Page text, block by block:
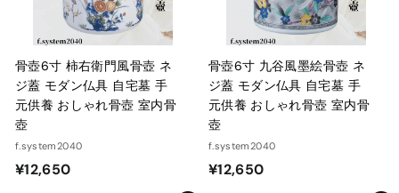
骨壺6寸 柿右衛門風骨壺 ネ
ジ蓋 モダン仏具 自宅墓 手
元供養 おしゃれ骨壺 室内骨
壺
f.system2040
¥12,650¥
骨壺6寸 九谷風墨絵骨壺 ネ
ジ蓋 モダン仏具 自宅墓 手
元供養 おしゃれ骨壺 室内骨
壺
f.system2040
¥12,650¥